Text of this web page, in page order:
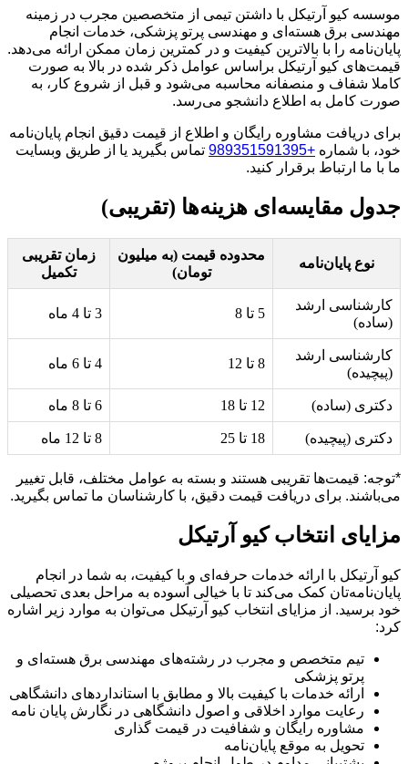
موسسه کیو آرتیکل با داشتن تیمی از متخصصین مجرب در زمینه
مهندسی برق هسته‌ای و مهندسی پرتو پزشکی، خدمات انجام
پایان‌نامه را با بالاترین کیفیت و در کمترین زمان ممکن ارائه می‌دهد.
قیمت‌های کیو آرتیکل براساس عوامل ذکر شده در بالا به صورت
کاملا شفاف و منصفانه محاسبه می‌شود و قبل از شروع کار، به
صورت کامل به اطلاع دانشجو می‌رسد.
برای دریافت مشاوره رایگان و اطلاع از قیمت دقیق انجام پایان‌نامه
خود، با شماره +989351591395
تماس بگیرید یا از طریق وبسایت
ما با ما ارتباط برقرار کنید.
جدول مقایسه‌ای هزینه‌ها (تقریبی)
نوع پایان‌نامه
محدوده قیمت (به میلیون
تومان)
زمان تقریبی
تکمیل
کارشناسی ارشد
(ساده)
5 تا 8 3 تا 4 ماه
کارشناسی ارشد
(پیچیده)
8 تا 12 4 تا 6 ماه
دکتری (ساده) 12 تا 18 6 تا 8 ماه
دکتری (پیچیده) 18 تا 25 8 تا 12 ماه
*توجه: قیمت‌ها تقریبی هستند و بسته به عوامل مختلف، قابل تغییر
می‌باشند. برای دریافت قیمت دقیق، با کارشناسان ما تماس بگیرید.
مزایای انتخاب کیو آرتیکل
کیو آرتیکل با ارائه خدمات حرفه‌ای و با کیفیت، به شما در انجام
پایان‌نامه‌تان کمک می‌کند تا با خیالی آسوده به مراحل بعدی تحصیلی
خود برسید. از مزایای انتخاب کیو آرتیکل می‌توان به موارد زیر اشاره
کرد:
تیم متخصص و مجرب در رشته‌های مهندسی برق هسته‌ای و
پرتو پزشکی
ارائه خدمات با کیفیت بالا و مطابق با استانداردهای دانشگاهی
رعایت موارد اخلاقی و اصول دانشگاهی در نگارش پایان نامه
مشاوره رایگان و شفافیت در قیمت گذاری
تحویل به موقع پایان‌نامه